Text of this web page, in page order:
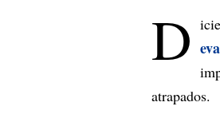
D
atrapados.